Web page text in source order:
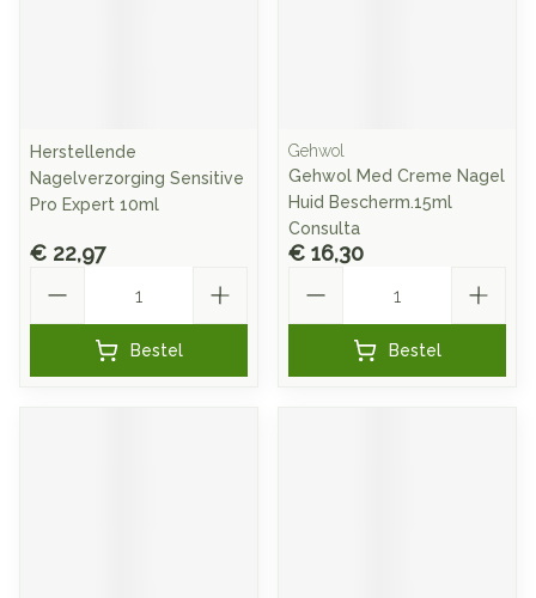
Herstellende
Nagelverzorging Sensitive
Pro Expert 10ml
€ 22,97
Bestel
Gehwol
Gehwol Med Creme Nagel
Huid Bescherm.15ml
Consulta
€ 16,30
Bestel